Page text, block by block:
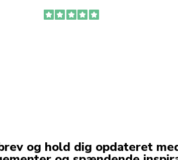
og hold dig opdateret